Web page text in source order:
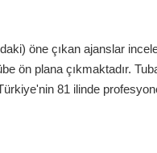
öne çıkan ajanslar
ön plana çıkmaktadır.
81 ilinde